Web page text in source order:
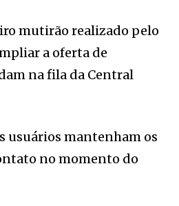
mutirão realizado pelo
a oferta de
na fila da Central
usuários mantenham os
no momento do